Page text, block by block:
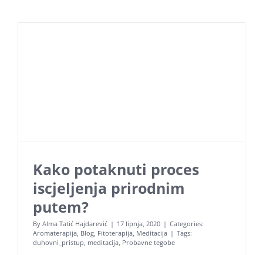
Kako potaknuti proces
iscjeljenja prirodnim
putem?
By Alma Tatić Hajdarević | 17 lipnja, 2020 | Categories:
Aromaterapija, Blog, Fitoterapija, Meditacija | Tags:
duhovni_pristup, meditacija, Probavne tegobe
Aroma Hominis j.d.o.o.
Prirodne terapije za um i tijelo